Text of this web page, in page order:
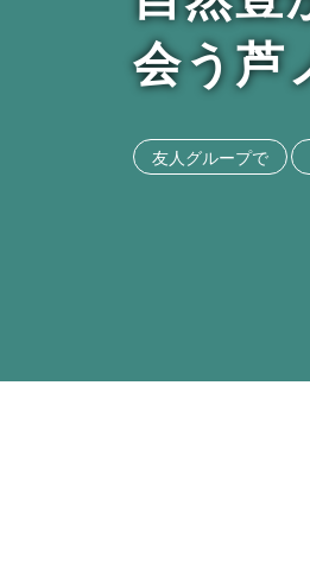
会う芦
友人グループで